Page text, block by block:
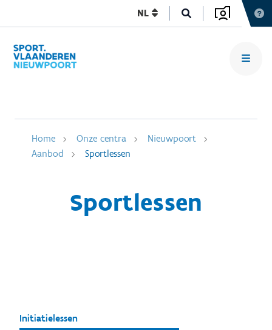
NL
Home Onze centra
Nieuwpoort
Aanbod
Sportlessen
Sportlessen
Initiatielessen